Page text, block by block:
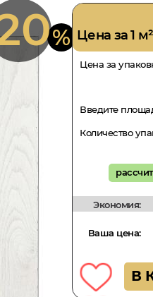
% Цена за 1 м²
Цена за
Введите
Количество
Экономия:
Ваша цена:
В